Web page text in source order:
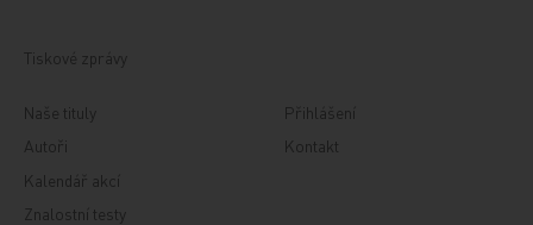
Tiskové zprávy
Naše tituly
Autoři
Kalendář akcí
Znalostní testy
Přihlášení
Kontakt